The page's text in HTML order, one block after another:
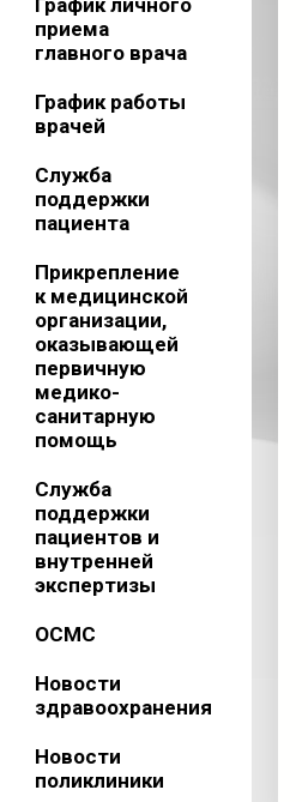
График личного
приема
главного врача
График работы
врачей
Служба
поддержки
пациента
Прикрепление
к медицинской
организации,
оказывающей
первичную
медико-
санитарную
помощь
Служба
поддержки
пациентов и
внутренней
экспертизы
ОСМС
Новости
здравоохранения
Новости
поликлиники